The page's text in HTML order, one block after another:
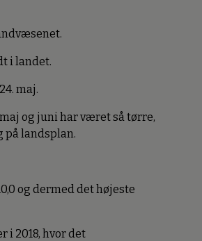
i landet.
maj.
og juni har været så tørre,
på landsplan.
og dermed det højeste
i 2018, hvor det